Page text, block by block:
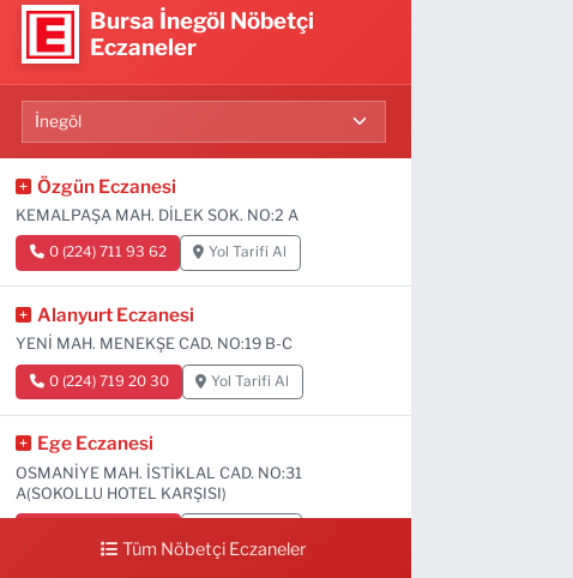
Bursa İnegöl Nöbetçi
Eczaneler
Özgün Eczanesi
KEMALPAŞA MAH. DİLEK SOK. NO:2 A
0 (224) 711 93 62 Yol Tarifi Al
Alanyurt Eczanesi
YENİ MAH. MENEKŞE CAD. NO:19 B-C
0 (224) 719 20 30 Yol Tarifi Al
Ege Eczanesi
OSMANİYE MAH. İSTİKLAL CAD. NO:31
A(SOKOLLU HOTEL KARŞISI)
Tüm Nöbetçi Eczaneler